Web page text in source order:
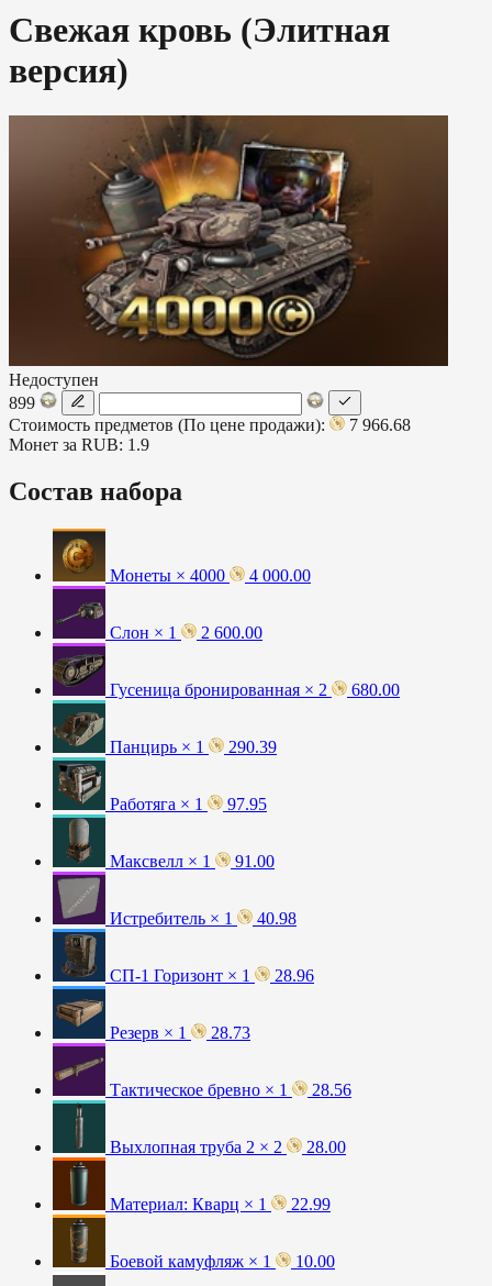
Свежая кровь (Элитная
версия)
Недоступен
899
Стоимость предметов (По цене продажи):
7 966.68
Монет за RUB: 1.9
Состав набора
Монеты × 4000 4 000.00
Слон × 1 2 600.00
Гусеница бронированная × 2 680.00
Панцирь × 1 290.39
Работяга × 1 97.95
Максвелл × 1 91.00
Истребитель × 1 40.98
СП-1 Горизонт × 1 28.96
Резерв × 1 28.73
Тактическое бревно × 1 28.56
Выхлопная труба 2 × 2 28.00
Материал: Кварц × 1 22.99
Боевой камуфляж × 1 10.00